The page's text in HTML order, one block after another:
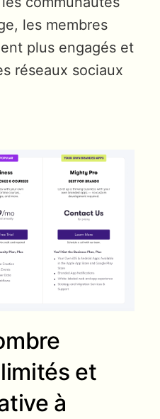
les membres
plus engagés et
réseaux sociaux
et
à